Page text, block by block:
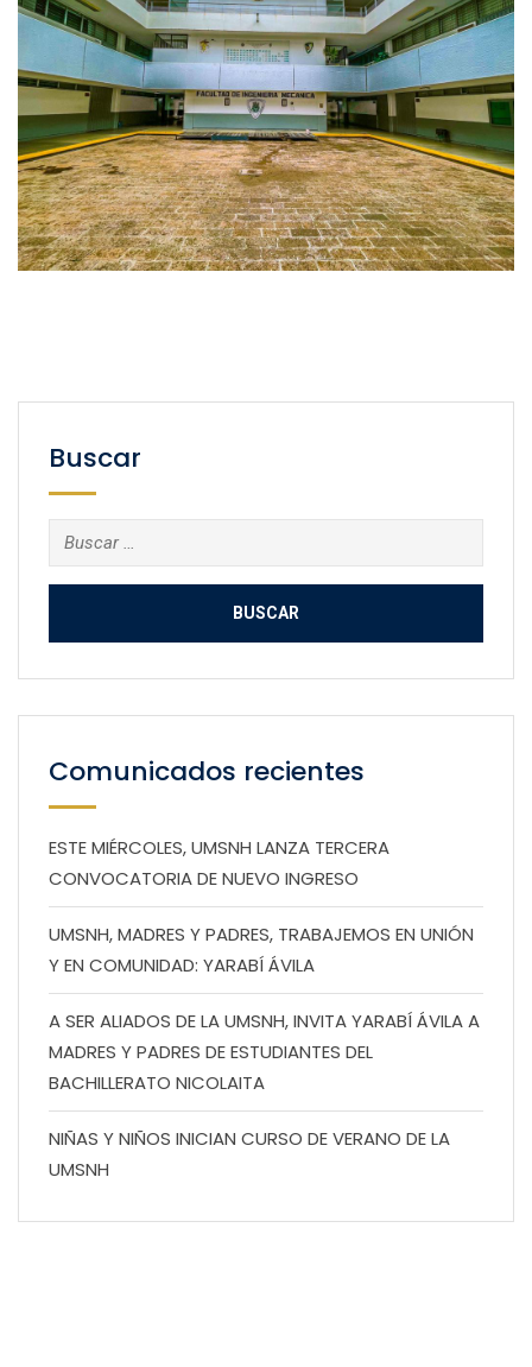
Buscar
Buscar:
Comunicados recientes
ESTE MIÉRCOLES, UMSNH LANZA TERCERA
CONVOCATORIA DE NUEVO INGRESO
UMSNH, MADRES Y PADRES, TRABAJEMOS EN UNIÓN
Y EN COMUNIDAD: YARABÍ ÁVILA
A SER ALIADOS DE LA UMSNH, INVITA YARABÍ ÁVILA A
MADRES Y PADRES DE ESTUDIANTES DEL
BACHILLERATO NICOLAITA
NIÑAS Y NIÑOS INICIAN CURSO DE VERANO DE LA
UMSNH